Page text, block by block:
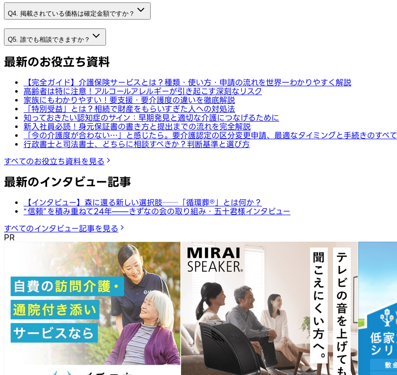
Q4. 掲載されている価格は確定金額ですか？
Q5. 誰でも相談できますか？
最新のお役立ち資料
【完全ガイド】介護保険サービスとは？種類・使い方・申請の流れを世界一わかりやすく解説
高齢者は特に注意！アルコールアレルギーが引き起こす深刻なリスク
家族にもわかりやすい！要支援・要介護度の違いを徹底解説
「特別受益」とは？相続で財産をもらいすぎた人への対処法
知っておきたい認知症のサイン：早期発見と適切な介護につなげるために
新入社員必読！身元保証書の書き方と提出までの流れを完全解説
「今の介護度が合わない…」と感じたら。要介護認定の区分変更申請、最適なタイミングと手続きのすべて
行政書士と司法書士、どちらに相談すべきか？判断基準と選び方
すべてのお役立ち資料を見る
最新のインタビュー記事
【インタビュー】森に還る新しい選択肢──「循環葬®︎」とは何か？
“信頼”を積み重ねて24年——きずなの会の取り組み・五十君様インタビュー
すべてのインタビュー記事を見る
PR